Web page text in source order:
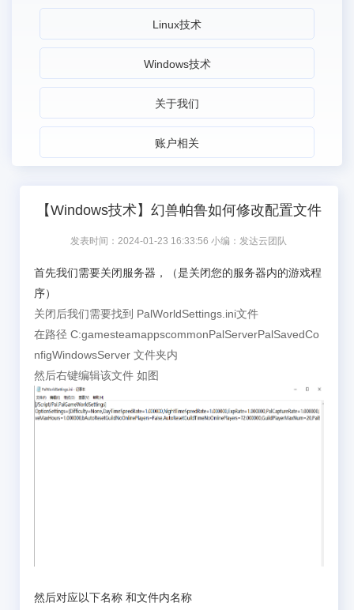
Linux技术
Windows技术
关于我们
账户相关
【Windows技术】幻兽帕鲁如何修改配置文件
发表时间：2024-01-23 16:33:56 小编：发达云团队
首先我们需要关闭服务器，（是关闭您的服务器内的游戏程
序）
关闭后我们需要找到 PalWorldSettings.ini文件
在路径 C:gamesteamappscommonPalServerPalSavedCo
nfigWindowsServer 文件夹内
然后右键编辑该文件 如图
然后对应以下名称 和文件内名称